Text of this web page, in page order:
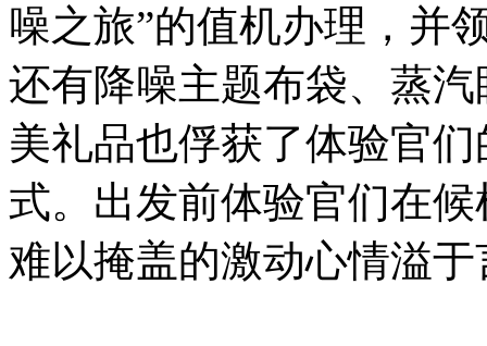
噪之旅”的值机办理，并
还有降噪主题布袋、蒸
美礼品也俘获了体验官
式。出发前体验官们在
难以掩盖的激动心情溢于